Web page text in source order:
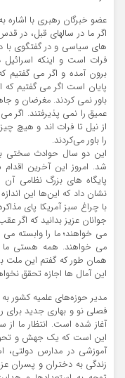
عضو خبرگان رهبری با اشاره
اگر ما در سالهای قبل، در
های سیاسی و در گفتگوی با
فرات است و اینکه
برون آمده و اگر می
پایان است اگر می گفتیم که
باور نمی کردند. مغرضان و
عمیق را نمی پذیرفتند. اگر
از نیل تا فرات اند و هیچ
را باور می‌کردند.
این دو سال حوادث سختی
شد. امروز این آخرین
پایگاه های بزرگ نظامی
نشان داد که این‌ها این
با چراغ سبز آمریکا پای
جوانان عزیز بدانید که اگر
می خواهند؛ ما را وابسته
می خواهند. همه هستی ما را
همان طور که گفتم این ملت
این آمال ها اجازه تحقق
مدیر حوزه‌های علمیه کشور
فصلی نو و بهاری جدید برای
آغاز شده است. انتظار ما از
این است که یک جهش و
آموزشی در مدارس دولتی،
زندگی به دختران و پسران